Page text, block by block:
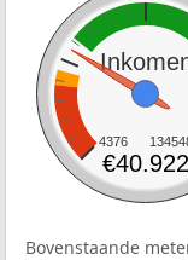
4376
€40.922
Bovenstaande